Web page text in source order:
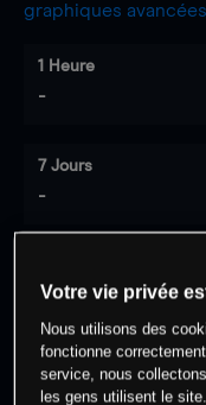
graphiques avancées
1 Heure
-
7 Jours
-
0% des
cet actif
Votre vie privée
Nous utilisons des
fonctionne
service, nous
les gens utilisent le